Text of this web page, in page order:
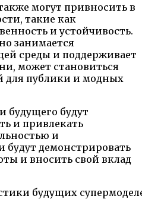
могут привносить в
такие как
и устойчивость.
занимается
среды и поддерживает
может становиться
для публики и модных
будущего будут
и привлекать
и
будут демонстрировать
и вносить свой вклад
будущих